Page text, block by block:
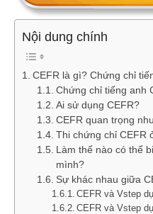
Nội dung chính
CEFR là gì? Chứng chỉ
Chứng chỉ tiếng anh
Ai sử dụng CEFR?
CEFR quan trọng
Thi chứng chỉ CEFR
Làm thế nào có thể
mình?
Sự khác nhau giữa
CEFR và Vstep
CEFR và Vstep